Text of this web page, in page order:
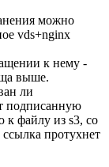
можно
vds+nginx
к нему -
выше.
ли
подписанную
к файлу из s3, со
протухнет